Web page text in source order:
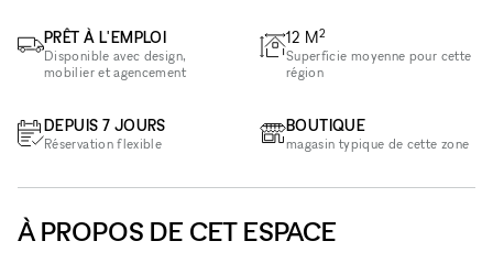
PRÊT À L'EMPLOI
Disponible avec design,
mobilier et agencement
DEPUIS 7 JOURS
Réservation flexible
12 M2
Superficie moyenne pour cette
région
BOUTIQUE
magasin typique de cette zone
À PROPOS DE CET ESPACE